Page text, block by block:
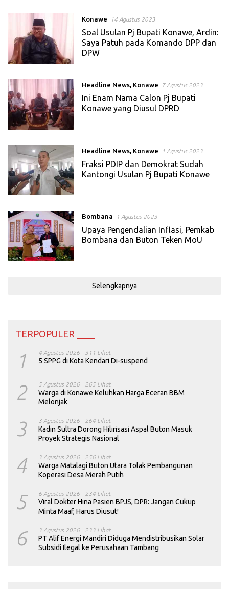
Konawe 14 Agustus 2023
Soal Usulan Pj Bupati Konawe, Ardin:
Saya Patuh pada Komando DPP dan
DPW
Headline News, Konawe 7 Agustus 2023
Ini Enam Nama Calon Pj Bupati
Konawe yang Diusul DPRD
Headline News, Konawe 1 Agustus 2023
Fraksi PDIP dan Demokrat Sudah
Kantongi Usulan Pj Bupati Konawe
Bombana 1 Agustus 2023
Upaya Pengendalian Inflasi, Pemkab
Bombana dan Buton Teken MoU
Selengkapnya
TERPOPULER ____
1 4 Agustus 2026 311 Lihat
5 SPPG di Kota Kendari Di-suspend
2 5 Agustus 2026 265 Lihat
Warga di Konawe Keluhkan Harga Eceran BBM
Melonjak
3 3 Agustus 2026 264 Lihat
Kadin Sultra Dorong Hilirisasi Aspal Buton Masuk
Proyek Strategis Nasional
4 3 Agustus 2026 256 Lihat
Warga Matalagi Buton Utara Tolak Pembangunan
Koperasi Desa Merah Putih
5 6 Agustus 2026 234 Lihat
Viral Dokter Hina Pasien BPJS, DPR: Jangan Cukup
Minta Maaf, Harus Diusut!
6 3 Agustus 2026 233 Lihat
PT Alif Energi Mandiri Diduga Mendistribusikan Solar
Subsidi Ilegal ke Perusahaan Tambang